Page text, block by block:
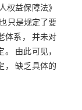
权益保障法》
只是规定了要
体系， 并未对
由此可见，
， 缺乏具体的